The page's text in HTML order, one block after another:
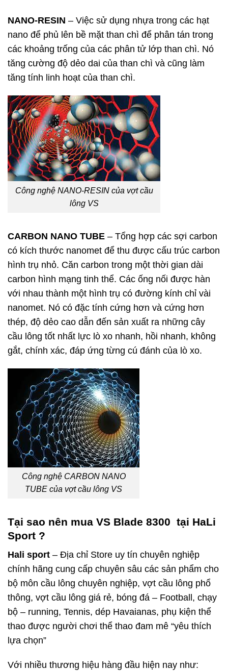
NANO-RESIN – Việc sử dụng nhựa trong các hạt
nano để phủ lên bề mặt than chì để phân tán trong
các khoảng trống của các phân tử lớp than chì. Nó
tăng cường độ dẻo dai của than chì và cũng làm
tăng tính linh hoạt của than chì.
Công nghệ NANO-RESIN của vợt cầu
lông VS
CARBON NANO TUBE – Tổng hợp các sợi carbon
có kích thước nanomet để thu được cấu trúc carbon
hình trụ nhỏ. Căn carbon trong một thời gian dài
carbon hình mạng tinh thể. Các ống nối được hàn
với nhau thành một hình trụ có đường kính chỉ vài
nanomet. Nó có đặc tính cứng hơn và cứng hơn
thép, độ dẻo cao dẫn đến sản xuất ra những cây
cầu lông tốt nhất lực lò xo nhanh, hồi nhanh, không
gắt, chính xác, đáp ứng từng cú đánh của lò xo.
Công nghệ CARBON NANO
TUBE của vợt cầu lông VS
Tại sao nên mua VS Blade 8300 tại HaLi
Sport ?
Hali sport – Địa chỉ Store uy tín chuyên nghiệp
chính hãng cung cấp chuyên sâu các sản phẩm cho
bộ môn cầu lông chuyên nghiệp, vợt cầu lông phổ
thông, vợt cầu lông giá rẻ, bóng đá – Football, chạy
bộ – running, Tennis, dép Havaianas, phụ kiện thể
thao được người chơi thể thao đam mê “yêu thích
lựa chọn”
Với nhiều thương hiệu hàng đầu hiện nay như: